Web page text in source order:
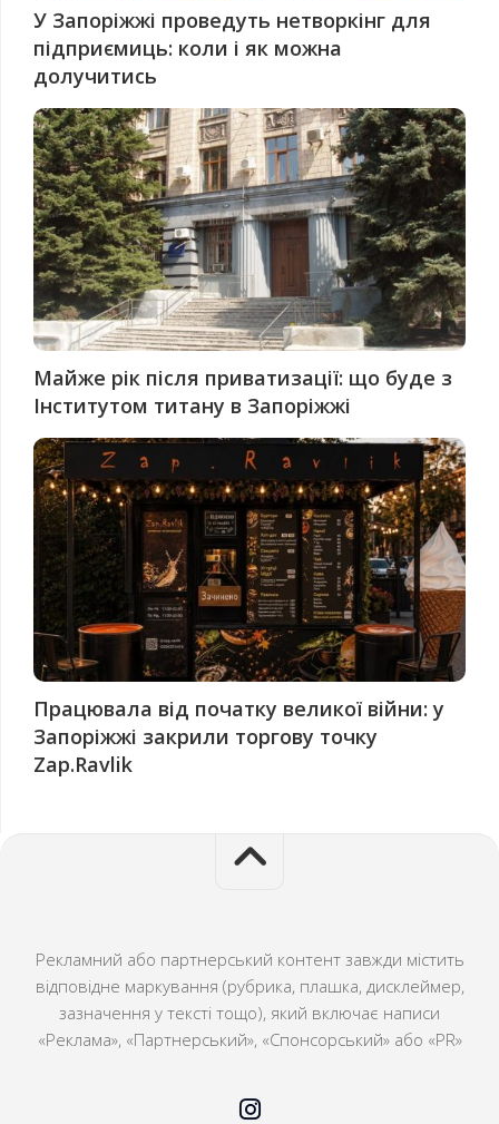
У Запоріжжі проведуть нетворкінг для
підприємиць: коли і як можна
долучитись
Майже рік після приватизації: що буде з
Інститутом титану в Запоріжжі
Працювала від початку великої війни: у
Запоріжжі закрили торгову точку
Zap.Ravlik
Рекламний або партнерський контент завжди містить
відповідне маркування (рубрика, плашка, дисклеймер,
зазначення у тексті тощо), який включає написи
«Реклама», «Партнерський», «Спонсорський» або «PR»